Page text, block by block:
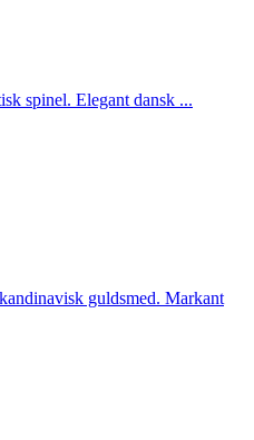
spinel. Elegant dansk ...
guldsmed. Markant